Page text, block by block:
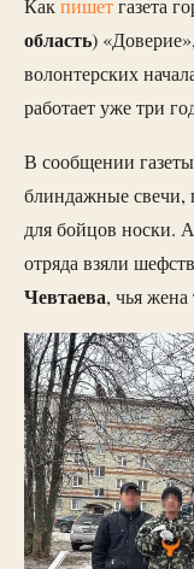
Какпишетгазета
область)
волонтерских
работает уже три
В сообщении газеты
блиндажные свечи,
для бойцов носки.
отряда взяли
Чевтаева, чья